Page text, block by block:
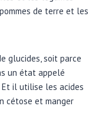
de terre et les
glucides, soit parce
un état appelé
Et il utilise les acides
cétose et manger